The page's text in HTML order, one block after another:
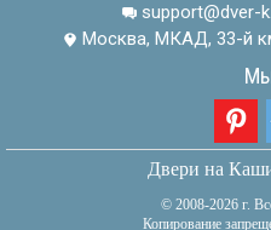
support@dver-
Москва, МКАД, 33-й
Двери на
© 2008-2026 г.
Копирование